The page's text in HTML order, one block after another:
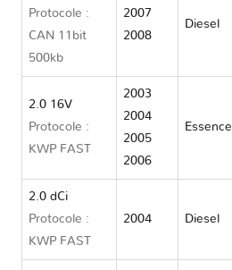
Protocole :
CAN 11bit
500kb
2007
2008
Diesel
2.0 16V
Protocole :
KWP FAST
2003
2004
2005
2006
Essence
2.0 dCi
Protocole :
KWP FAST
2004 Diesel